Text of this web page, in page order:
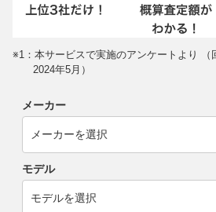
※1：本サービスで実施のアンケートより （
2024年5月）
メーカー
モデル